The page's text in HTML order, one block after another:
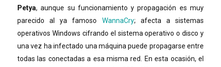
Petya, aunque su funcionamiento y propagación es muy
parecido al ya famoso WannaCry; afecta a sistemas
operativos Windows cifrando el sistema operativo o disco y
una vez ha infectado una máquina puede propagarse entre
todas las conectadas a esa misma red. En esta ocasión, el